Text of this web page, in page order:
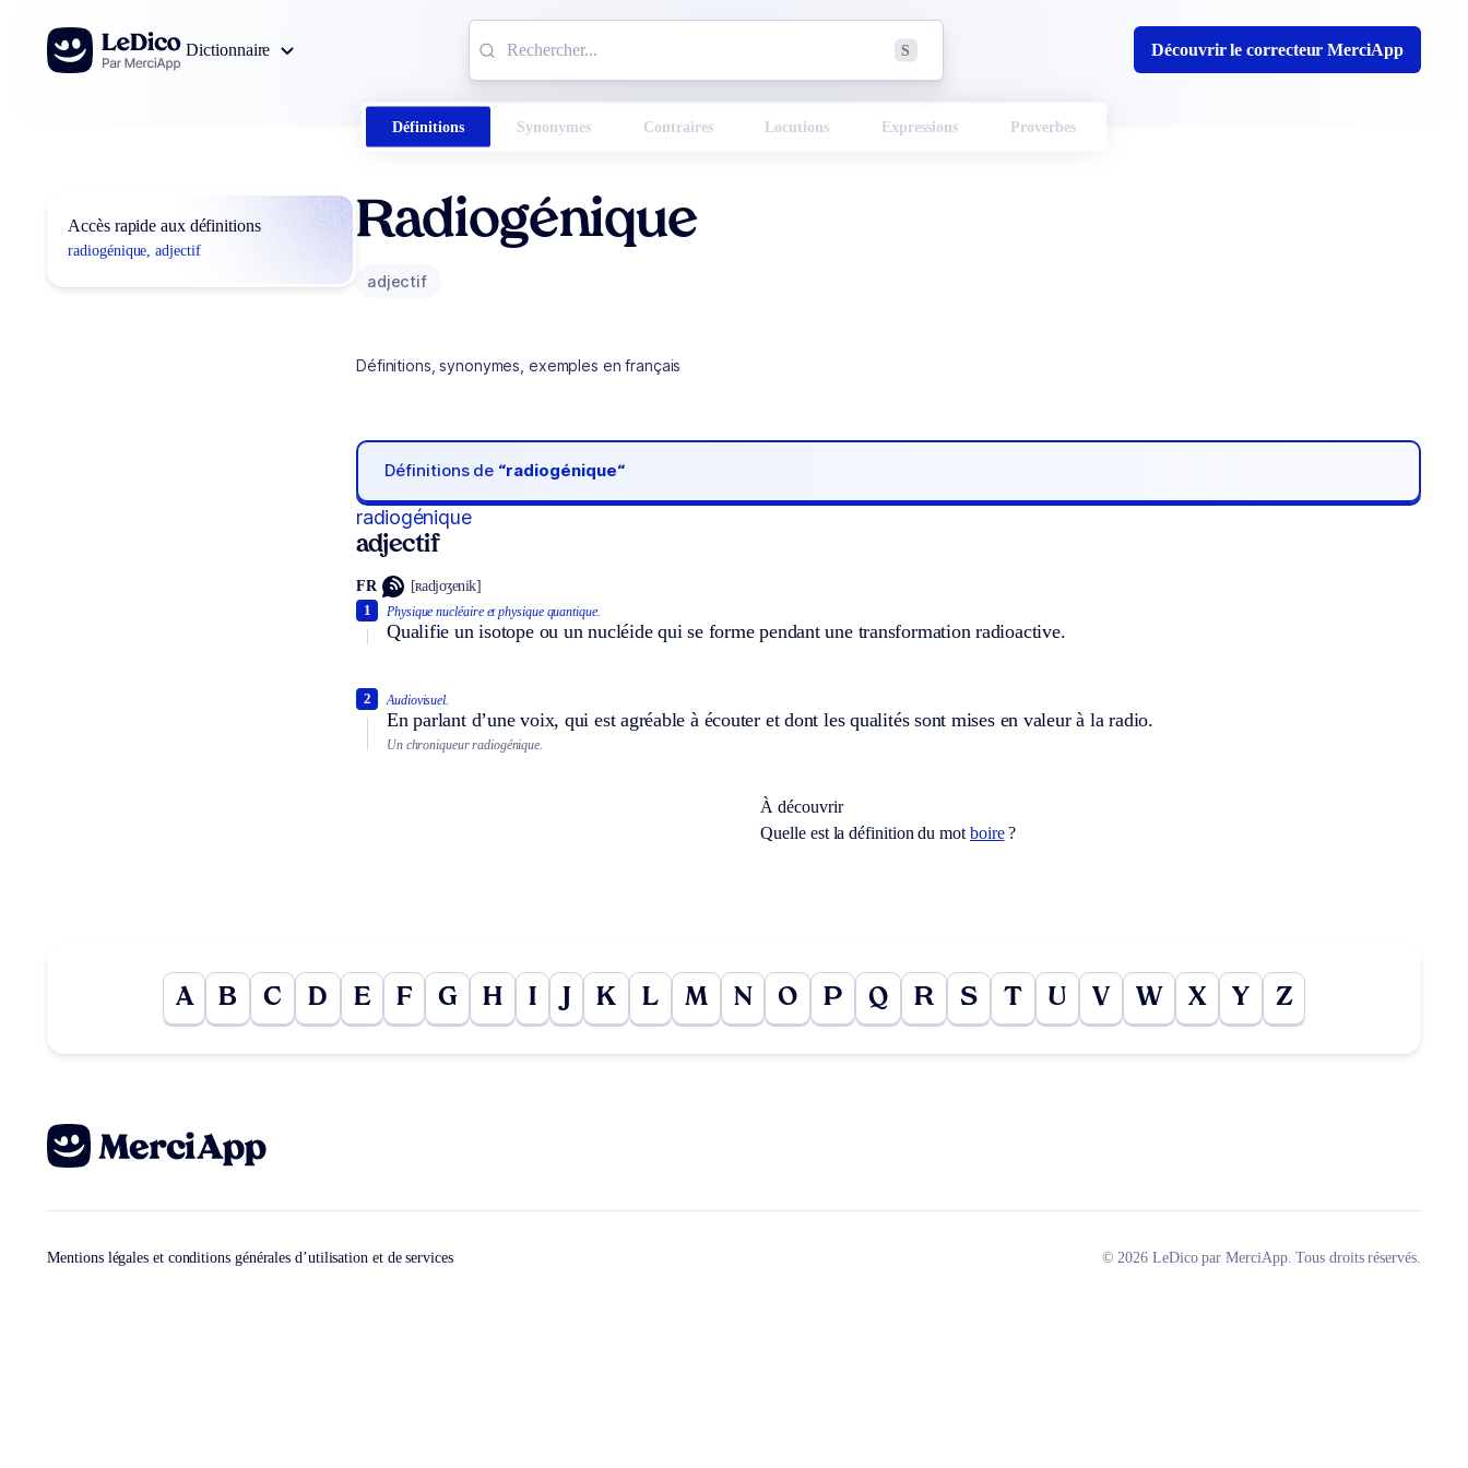
Aller au contenu
Dictionnaire
S Découvrir le correcteur MerciApp
Définitions Synonymes Contraires Locutions Expressions Proverbes
Accès rapide aux définitions
radiogénique, adjectif
Radiogénique
adjectif
Définitions, synonymes, exemples en français
Définitions de “radiogénique“
radiogénique
adjectif
FR [ʀadjoʒenik]
Physique nucléaire et physique quantique.
Qualifie un isotope ou un nucléide qui se forme pendant une transformation radioactive.
1
Audiovisuel.
En parlant d’une voix, qui est agréable à écouter et dont les qualités sont mises en valeur à la radio.
2
Un chroniqueur radiogénique.
À découvrir
Quelle est la définition du mot boire?
A B C D E F G H I J K L M N O P Q R S T U V W X Y Z
Mentions légales et conditions générales d’utilisation et de services © 2026 LeDico par MerciApp. Tous droits réservés.